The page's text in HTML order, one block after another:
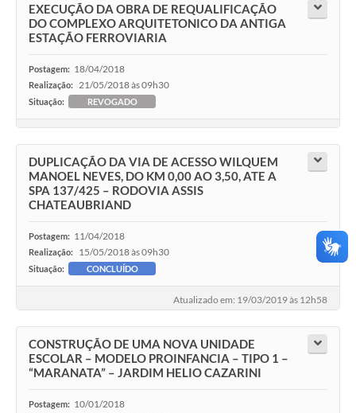
EXECUÇÃO DA OBRA DE REQUALIFICAÇÃO
DO COMPLEXO ARQUITETONICO DA ANTIGA
ESTAÇÃO FERROVIARIA
Postagem: 18/04/2018
Realização: 21/05/2018 às 09h30
Situação: REVOGADO
DUPLICAÇÃO DA VIA DE ACESSO WILQUEM
MANOEL NEVES, DO KM 0,00 AO 3,50, ATE A
SPA 137/425 – RODOVIA ASSIS
CHATEAUBRIAND
Postagem: 11/04/2018
Realização: 15/05/2018 às 09h30
Situação: CONCLUÍDO
Atualizado em: 19/03/2019 às 12h58
CONSTRUÇÃO DE UMA NOVA UNIDADE
ESCOLAR – MODELO PROINFANCIA – TIPO 1 –
“MARANATA” – JARDIM HELIO CAZARINI
Postagem: 10/01/2018